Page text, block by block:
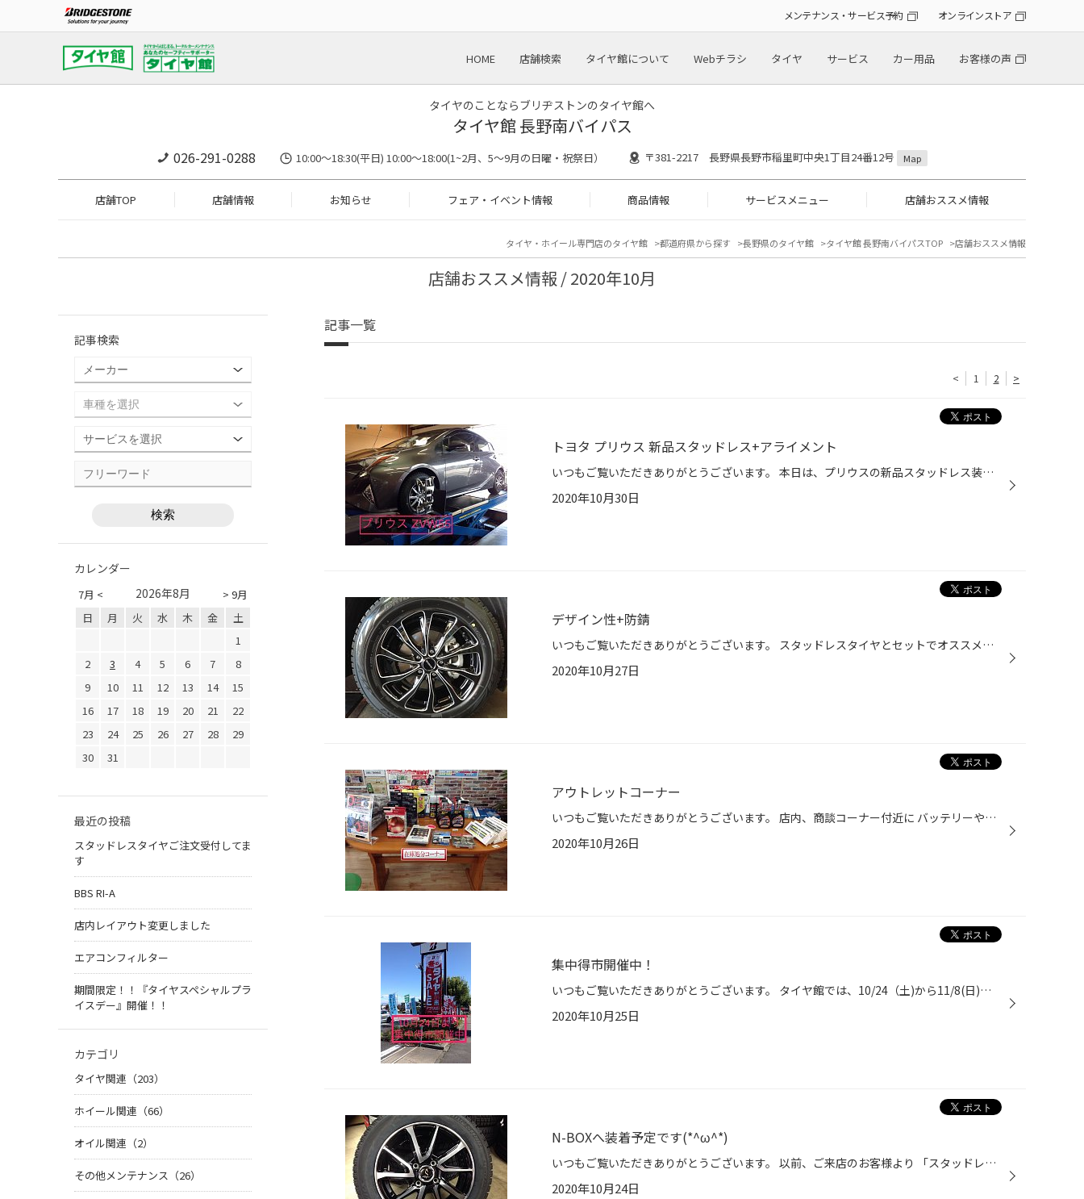
メンテナンス・サービス予約 オンラインストア
HOME 店舗検索 タイヤ館について Webチラシ タイヤ サービス カー用品 お客様の声
タイヤのことならブリヂストンのタイヤ館へ
タイヤ館 長野南バイパス
026-291-0288 10:00～18:30(平日) 10:00～18:00(1~2月、5～9月の日曜・祝祭日） 〒381-2217 長野県長野市稲里町中央1丁目24番12号 Map
店舗TOP 店舗情報 お知らせ フェア・イベント情報 商品情報 サービスメニュー 店舗おススメ情報
タイヤ・ホイール専門店のタイヤ館 都道府県から探す 長野県のタイヤ館 タイヤ館 長野南バイパスTOP 店舗おススメ情報
店舗おススメ情報 / 2020年10月
記事一覧
< 1 2 >
トヨタ プリウス 新品スタッドレス+アライメント
いつもご覧いただきありがとうございます。 本日は、プリウスの新品スタッドレス装着作業 アライメント作業実施致しました(*^ω^*) ご購入いただきました スタッドレスタイヤはブリヂストンアイスパートナー2 ブリヂストンスタッドレスの特徴である 発泡ゴムを使用し、雪・氷の道でも しっかり効き、...
2020年10月30日
デザイン性+防錆
いつもご覧いただきありがとうございます。 スタッドレスタイヤとセットでオススメの アルミホイールのご紹介です(´∀｀) ブリヂストン アルミホイールバルミナT10 カラー ブラック×サイドマシニング 写真の大きさは17inchですが^o^ アクア、ノートにオススメの 15inchサイズをご用意しております(*^...
2020年10月27日
アウトレットコーナー
いつもご覧いただきありがとうございます。 店内、商談コーナー付近に バッテリーやエアコンフィルターその他カー用品の アウトレットコーナーを作成しました(*^ω^*) サイズや適合が合わないと取付が 難しい商品もありますが 購入後すぐお使いいただける メンテナンス商品もございます^_^ 詳しい価...
2020年10月26日
集中得市開催中！
いつもご覧いただきありがとうございます。 タイヤ館では、10/24（土)から11/8(日)まで 集中得市を開催中です(´∀｀) 11月半ばに突入する前の お得にスタッドレスタイヤを購入いただける 売り出し期間となっております(*^ω^*) スタッフ日記で何度か掲載させていただきました 軽自動車用アルミホイー...
2020年10月25日
N-BOXへ装着予定です(*^ω^*)
いつもご覧いただきありがとうございます。 以前、ご来店のお客様より 「スタッドレスタイヤのアルミホイールも 見た目のいいホイールがいい」 ということで数種類のホイールから お選びいただきこちらのホイールを お選びいただきました(´∀｀) ワーク セプティモG01+ お車のボディカラーが濃いめの...
2020年10月24日
記事検索
カレンダー
7月 < > 9月
2026年8月
日 月 火 水 木 金
土
1
2
3 4 5 6 7
8
9
10 11 12 13 14
15
16
17 18 19 20 21
22
23
24 25 26 27 28
29
30
31
最近の投稿
スタッドレスタイヤご注文受付してま
す
BBS RI-A
店内レイアウト変更しました
エアコンフィルター
期間限定！！『タイヤスペシャルプラ
イスデー』開催！！
カテゴリ
タイヤ関連（203）
ホイール関連（66）
オイル関連（2）
その他メンテナンス（26）